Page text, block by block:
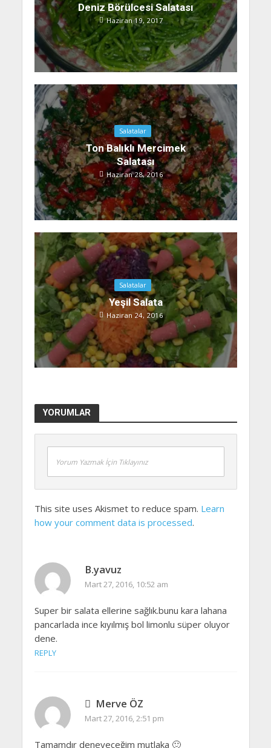
Deniz Börülcesi Salatası
Haziran 19, 2017
Salatalar
Ton Balıklı Mercimek
Salatası
Haziran 28, 2016
Salatalar
Yeşil Salata
Haziran 24, 2016
YORUMLAR
Yorum Yazmak İçin Tıklayınız
This site uses Akismet to reduce spam. Learn
how your comment data is processed.
B.yavuz
Mart 27, 2016, 10:52 am
Super bir salata ellerine sağlık.bunu kara lahana
pancarlada ince kıyılmış bol limonlu süper oluyor
dene.
REPLY
Merve ÖZ
Mart 27, 2016, 2:51 pm
Tamamdır deneyeceğim mutlaka 🙂